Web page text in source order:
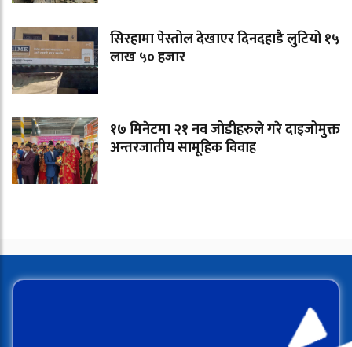
सिरहामा पेस्तोल देखाएर दिनदहाडै लुटियो १५
लाख ५० हजार
१७ मिनेटमा २१ नव जोडीहरुले गरे दाइजोमुक्त
अन्तरजातीय सामूहिक विवाह